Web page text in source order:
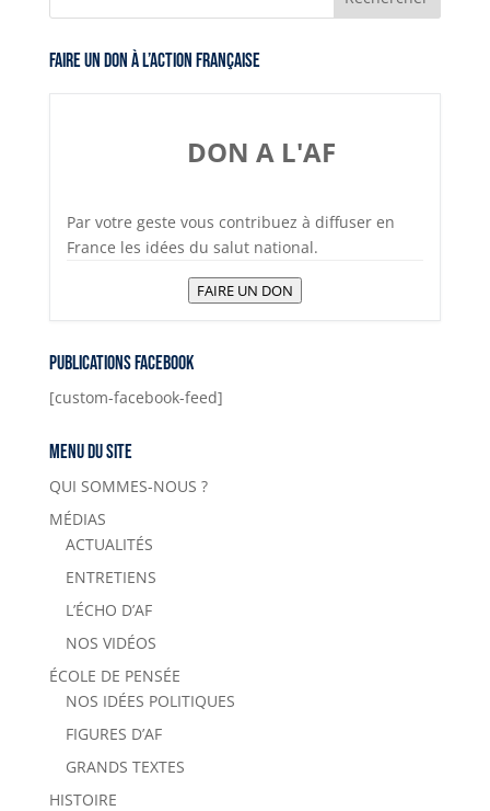
Faire un don à l’Action Française
DON A L'AF
Par votre geste vous contribuez à diffuser en
France les idées du salut national.
FAIRE UN DON
Publications Facebook
[custom-facebook-feed]
Menu du site
QUI SOMMES-NOUS ?
MÉDIAS
ACTUALITÉS
ENTRETIENS
L’ÉCHO D’AF
NOS VIDÉOS
ÉCOLE DE PENSÉE
NOS IDÉES POLITIQUES
FIGURES D’AF
GRANDS TEXTES
HISTOIRE